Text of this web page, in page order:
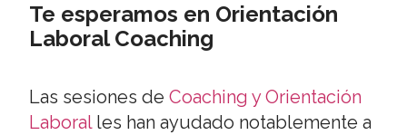
Te esperamos en Orientación
Laboral Coaching
Las sesiones de Coaching y Orientación
Laboralles han ayudado notablemente a